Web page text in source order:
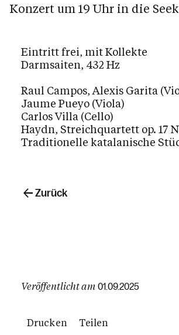
Konzert um 19 Uhr in die
Veröffentlicht am 01.09.2025
Drucken Teilen
Eintritt frei, mit Kollekte
Darmsaiten, 432 Hz
Raul Campos, Alexis Garita
Jaume Pueyo (Viola)
Carlos Villa (Cello)
Haydn, Streichquartett op. 17
Traditionelle katalanische
Zurück